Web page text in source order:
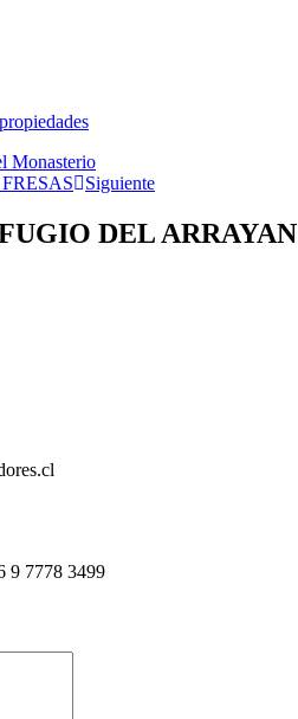
Monasterio
Siguiente
DEL ARRAYAN
9 7778 3499